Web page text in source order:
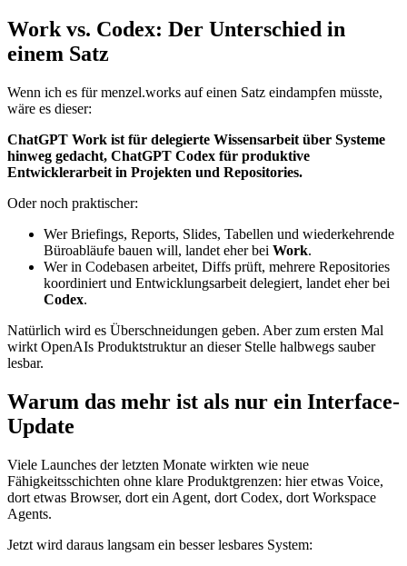
Work vs. Codex: Der Unterschied in
einem Satz
Wenn ich es für menzel.works auf einen Satz eindampfen müsste,
wäre es dieser:
ChatGPT Work ist für delegierte Wissensarbeit über Systeme
hinweg gedacht, ChatGPT Codex für produktive
Entwicklerarbeit in Projekten und Repositories.
Oder noch praktischer:
Wer Briefings, Reports, Slides, Tabellen und wiederkehrende
Büroabläufe bauen will, landet eher bei Work.
Wer in Codebasen arbeitet, Diffs prüft, mehrere Repositories
koordiniert und Entwicklungsarbeit delegiert, landet eher bei
Codex.
Natürlich wird es Überschneidungen geben. Aber zum ersten Mal
wirkt OpenAIs Produktstruktur an dieser Stelle halbwegs sauber
lesbar.
Warum das mehr ist als nur ein Interface-
Update
Viele Launches der letzten Monate wirkten wie neue
Fähigkeitsschichten ohne klare Produktgrenzen: hier etwas Voice,
dort etwas Browser, dort ein Agent, dort Codex, dort Workspace
Agents.
Jetzt wird daraus langsam ein besser lesbares System: